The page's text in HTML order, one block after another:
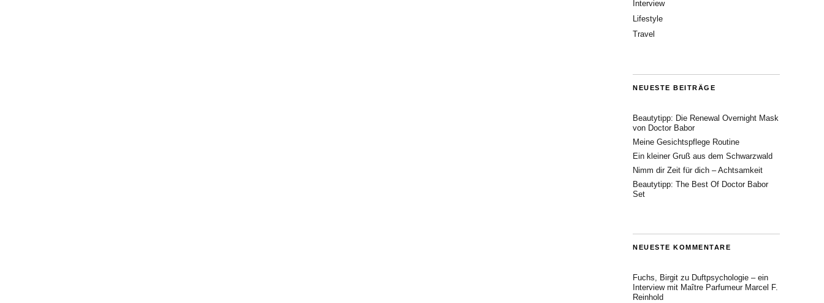
Interview
Lifestyle
Travel
NEUESTE BEITRÄGE
Beautytipp: Die Renewal Overnight Mask
von Doctor Babor
Meine Gesichtspflege Routine
Ein kleiner Gruß aus dem Schwarzwald
Nimm dir Zeit für dich – Achtsamkeit
Beautytipp: The Best Of Doctor Babor
Set
NEUESTE KOMMENTARE
Fuchs, Birgit zu Duftpsychologie – ein
Interview mit Maître Parfumeur Marcel F.
Reinhold